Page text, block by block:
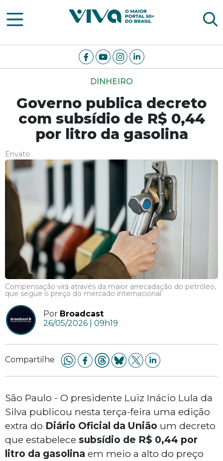
Viva Notícias
DINHEIRO
Governo publica decreto
com subsídio de R$ 0,44
por litro da gasolina
Envato
Compensação virá através da maior arrecadação do petróleo,
que segue o preço do mercado internacional
Por Broadcast
26/05/2026 | 09h19
Compartilhe
São Paulo - O presidente Luiz Inácio Lula da
Silva publicou nesta terça-feira uma edição
extra do Diário Oficial da União um decreto
que estabelece subsídio de R$ 0,44 por
litro da gasolina em meio a alto do preço